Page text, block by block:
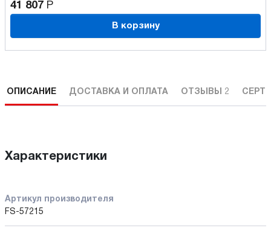
41 807 Р
В корзину
ОПИСАНИЕ ДОСТАВКА И ОПЛАТА ОТЗЫВЫ 2
Характеристики
Артикул производителя
FS-57215